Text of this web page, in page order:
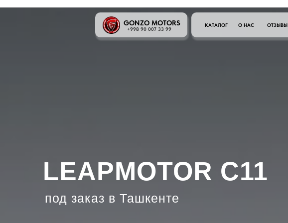
GONZO MOTORS КАТАЛОГ О НАС ОТЗЫВЫ
+998 90 007 33 99
LEAPMOTOR C11
под заказ в Ташкенте